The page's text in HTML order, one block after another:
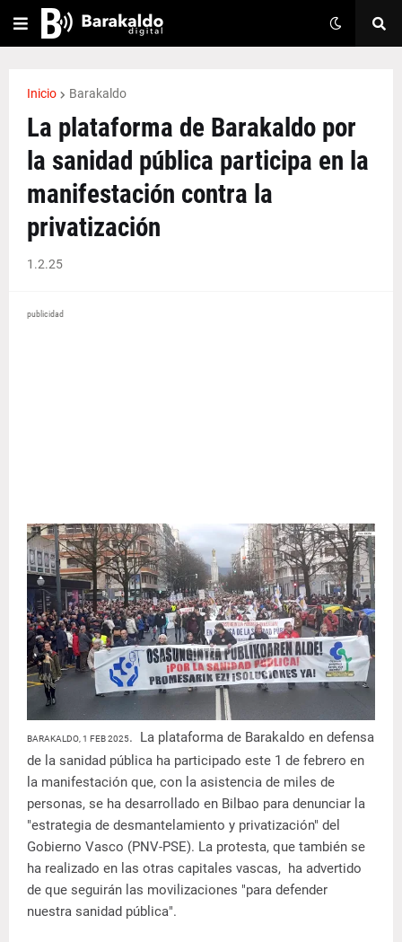
Inicio Barakaldo
La plataforma de Barakaldo por
la sanidad pública participa en la
manifestación contra la
privatización
1.2.25
publicidad
BARAKALDO, 1 FEB 2025. La plataforma de Barakaldo en defensa
de la sanidad pública ha participado este 1 de febrero en
la manifestación que, con la asistencia de miles de
personas, se ha desarrollado en Bilbao para denunciar la
"estrategia de desmantelamiento y privatización" del
Gobierno Vasco (PNV-PSE). La protesta, que también se
ha realizado en las otras capitales vascas, ha advertido
de que seguirán las movilizaciones "para defender
nuestra sanidad pública".